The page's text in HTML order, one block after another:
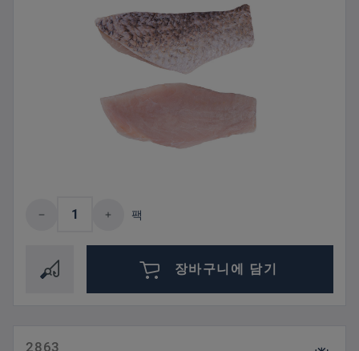
제품 수량: 원하는 값을 입력하거나 버튼
팩
장바구니에 담기
2863